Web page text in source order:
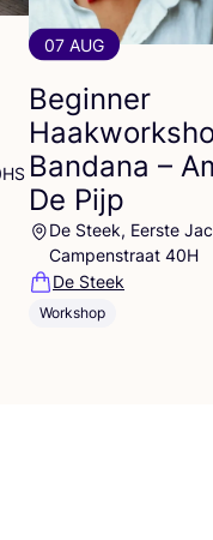
07 AUG
Beginner
Bandana –
De Pijp
De Steek, Eerste
Campenstraat 40H
De Steek
Workshop